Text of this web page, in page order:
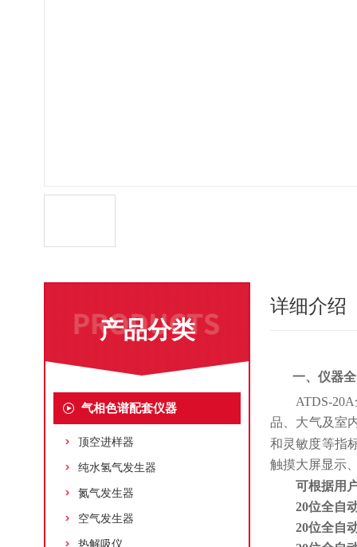
产品分类
气相色谱配套仪器
顶空进样器
纯水氢气发生器
氮气发生器
空气发生器
热解吸仪
详细介绍
一、仪器
ATDS-20A
品、大气及室
和灵敏度等指
触摸大屏显示
可根据用
20位全自
20位全自